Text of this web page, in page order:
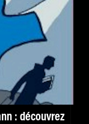
: découvrez